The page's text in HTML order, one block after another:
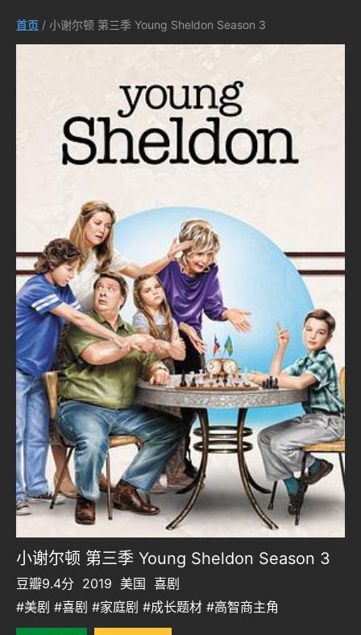
首页 / 小谢尔顿 第三季 Young Sheldon Season 3
小谢尔顿 第三季 Young Sheldon Season 3
豆瓣9.4分 2019 美国 喜剧
#美剧 #喜剧 #家庭剧 #成长题材 #高智商主角